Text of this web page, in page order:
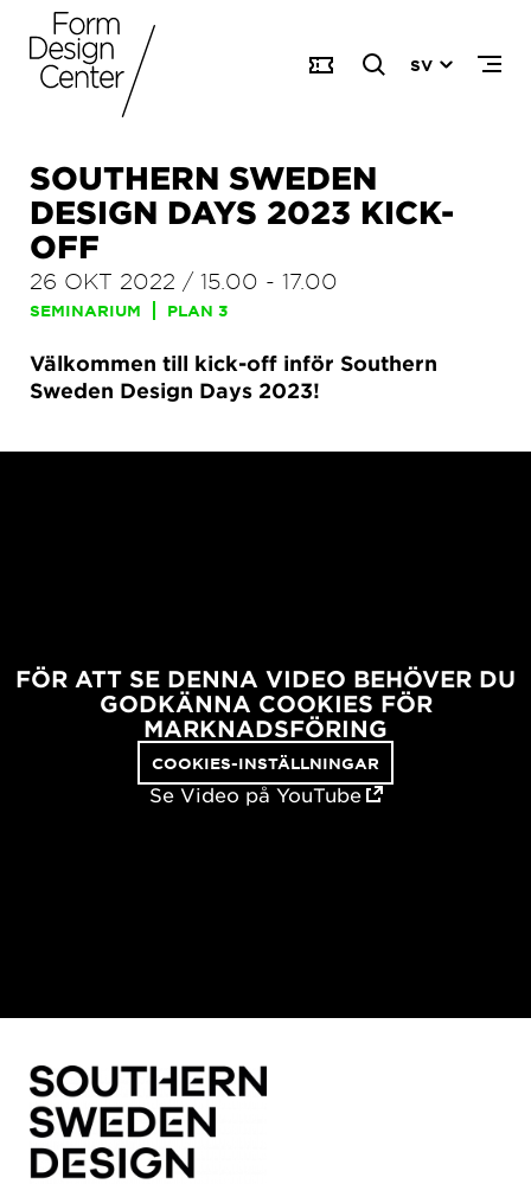
SV
SOUTHERN SWEDEN
DESIGN DAYS 2023 KICK-
OFF
26 OKT 2022 / 15.00 - 17.00
SEMINARIUM PLAN 3
Välkommen till kick-off inför Southern
Sweden Design Days 2023!
FÖR ATT SE DENNA VIDEO BEHÖVER DU
GODKÄNNA COOKIES FÖR
MARKNADSFÖRING
COOKIES-INSTÄLLNINGAR
Se Video på YouTube